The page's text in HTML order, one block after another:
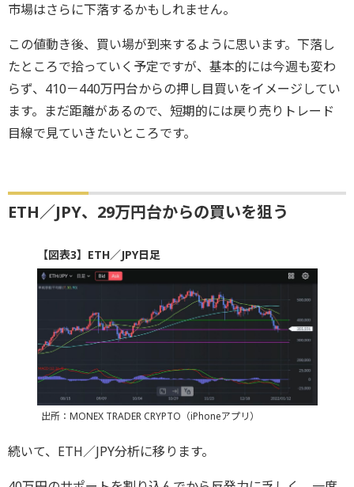
市場はさらに下落するかもしれません。
この値動き後、買い場が到来するように思います。下落し
たところで拾っていく予定ですが、基本的には今週も変わ
らず、410－440万円台からの押し目買いをイメージしてい
ます。まだ距離があるので、短期的には戻り売りトレード
目線で見ていきたいところです。
ETH／JPY、29万円台からの買いを狙う
【図表3】ETH／JPY日足
出所：MONEX TRADER CRYPTO（iPhoneアプリ）
続いて、ETH／JPY分析に移ります。